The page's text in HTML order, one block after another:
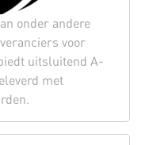
onder andere
voor
uitsluitend A-
met